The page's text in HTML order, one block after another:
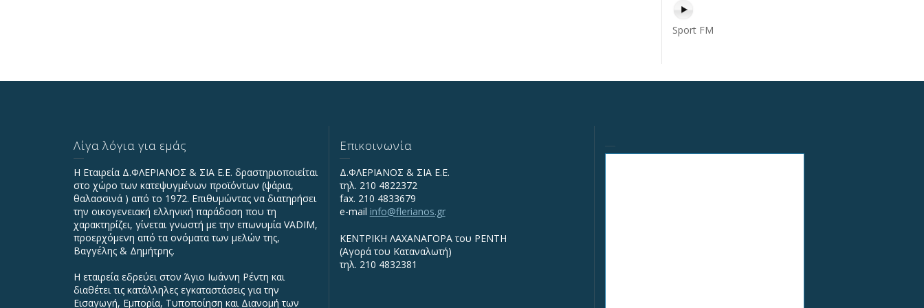
Sport FM
Λίγα λόγια για εμάς
Η Εταιρεία Δ.ΦΛΕΡΙΑΝΟΣ & ΣΙΑ Ε.Ε. δραστηριοποιείται
στο χώρο των κατεψυγμένων προϊόντων (ψάρια,
θαλασσινά ) από το 1972. Επιθυμώντας να διατηρήσει
την οικογενειακή ελληνική παράδοση που τη
χαρακτηρίζει, γίνεται γνωστή με την επωνυμία VADIΜ,
προερχόμενη από τα ονόματα των μελών της,
Βαγγέλης & Δημήτρης.
Η εταιρεία εδρεύει στον Άγιο Ιωάννη Ρέντη και
διαθέτει τις κατάλληλες εγκαταστάσεις για την
Εισαγωγή, Εμπορία, Τυποποίηση και Διανομή των
Επικοινωνία
Δ.ΦΛΕΡΙΑΝΟΣ & ΣΙΑ Ε.Ε.
τηλ. 210 4822372
fax. 210 4833679
e-mail info@flerianos.gr
ΚΕΝΤΡΙΚΗ ΛΑΧΑΝΑΓΟΡΑ του ΡΕΝΤΗ
(Αγορά του Καταναλωτή)
τηλ. 210 4832381